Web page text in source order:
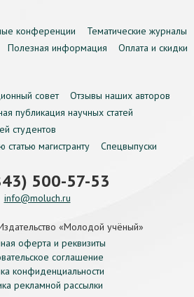
конференции
Тематические журналы
Полезная информация
Оплата и скидки
совет
Отзывы наших авторов
публикация научных статей
студентов
статью магистранту
Спецвыпуски
500-57-53
info@moluch.ru
«Молодой учёный»
оферта и реквизиты
соглашение
конфиденциальности
рекламной рассылки